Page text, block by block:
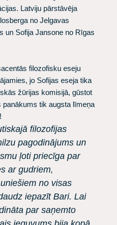
Latviju pārstāvēja
no Jelgavas
un Sofija Jansone no Rīgas
filozofisku eseju
jo Sofijas eseja tika
žūrijas komisijā, gūstot
panākums tik augsta līmeņa
filozofijas
pagodinājums un
ļoti priecīga par
ar gudriem,
no visas
iepazīt Bari. Lai
par saņemto